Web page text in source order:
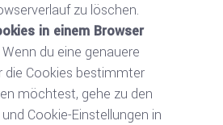
zu löschen.
in einem Browser
Wenn du eine genauere
die Cookies bestimmter
möchtest, gehe zu den
Cookie-Einstellungen in